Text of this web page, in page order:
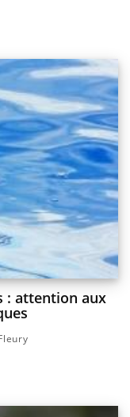
: attention aux